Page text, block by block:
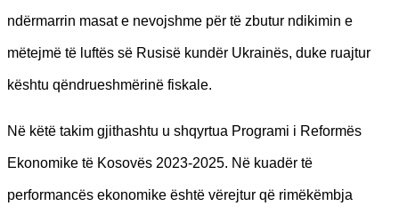
ndërmarrin masat e nevojshme për të zbutur ndikimin e
mëtejmë të luftës së Rusisë kundër Ukrainës, duke ruajtur
kështu qëndrueshmërinë fiskale.
Në këtë takim gjithashtu u shqyrtua Programi i Reformës
Ekonomike të Kosovës 2023-2025. Në kuadër të
performancës ekonomike është vërejtur që rimëkëmbja